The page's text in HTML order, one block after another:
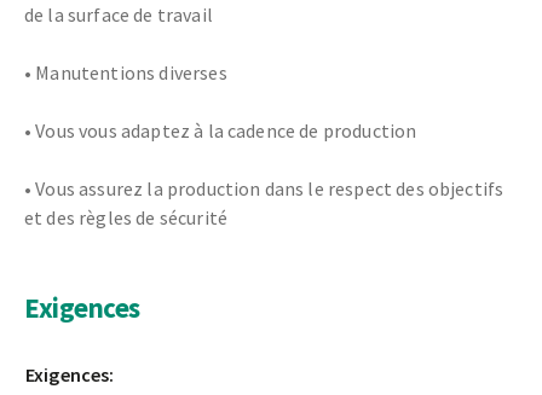
de la surface de travail
• Manutentions diverses
• Vous vous adaptez à la cadence de production
• Vous assurez la production dans le respect des objectifs
et des règles de sécurité
Exigences
Exigences: